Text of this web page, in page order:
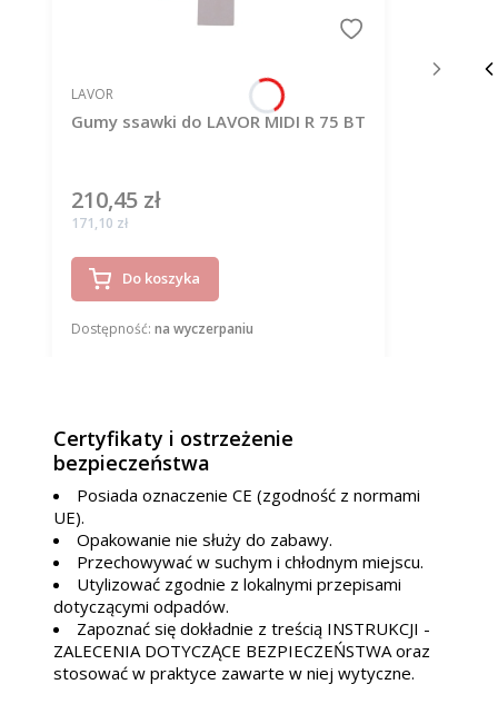
Gumy ssawki do LAVOR MIDI R 75 BT
PRODUCENT
LAVOR
Cena
210,45 zł
Cena
171,10 zł
Do koszyka
Dostępność: na wyczerpaniu
Certyfikaty i ostrzeżenie
bezpieczeństwa
Posiada oznaczenie CE (zgodność z normami
UE).
Opakowanie nie służy do zabawy.
Przechowywać w suchym i chłodnym miejscu.
Utylizować zgodnie z lokalnymi przepisami
dotyczącymi odpadów.
Zapoznać się dokładnie z treścią INSTRUKCJI -
ZALECENIA DOTYCZĄCE BEZPIECZEŃSTWA oraz
stosować w praktyce zawarte w niej wytyczne.